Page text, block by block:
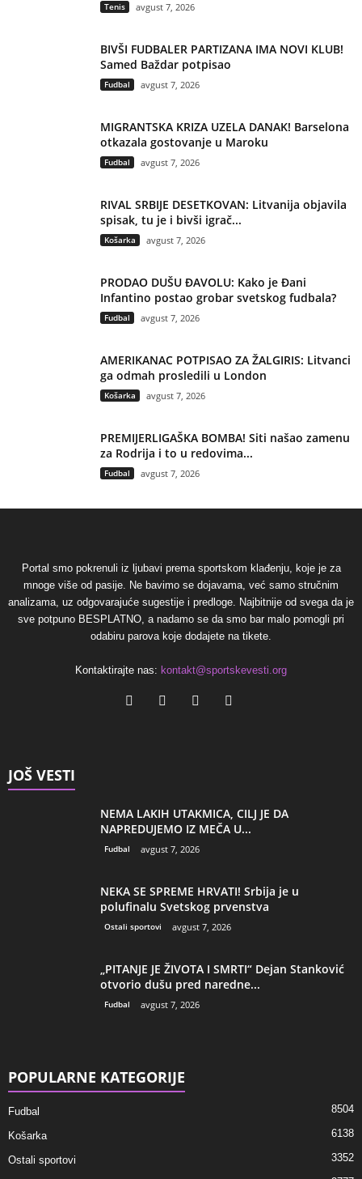
Tenis avgust 7, 2026
BIVŠI FUDBALER PARTIZANA IMA NOVI KLUB!
Samed Baždar potpisao
Fudbal avgust 7, 2026
MIGRANTSKA KRIZA UZELA DANAK! Barselona
otkazala gostovanje u Maroku
Fudbal avgust 7, 2026
RIVAL SRBIJE DESETKOVAN: Litvanija objavila
spisak, tu je i bivši igrač...
Košarka avgust 7, 2026
PRODAO DUŠU ĐAVOLU: Kako je Đani
Infantino postao grobar svetskog fudbala?
Fudbal avgust 7, 2026
AMERIKANAC POTPISAO ZA ŽALGIRIS: Litvanci
ga odmah prosledili u London
Košarka avgust 7, 2026
PREMIJERLIGAŠKA BOMBA! Siti našao zamenu
za Rodrija i to u redovima...
Fudbal avgust 7, 2026
Portal smo pokrenuli iz ljubavi prema sportskom klađenju, koje je za
mnoge više od pasije. Ne bavimo se dojavama, već samo stručnim
analizama, uz odgovarajuće sugestije i predloge. Najbitnije od svega da je
sve potpuno BESPLATNO, a nadamo se da smo bar malo pomogli pri
odabiru parova koje dodajete na tikete.
Kontaktirajte nas: kontakt@sportskevesti.org
JOŠ VESTI
NEMA LAKIH UTAKMICA, CILJ JE DA
NAPREDUJEMO IZ MEČA U...
Fudbal avgust 7, 2026
NEKA SE SPREME HRVATI! Srbija je u
polufinalu Svetskog prvenstva
Ostali sportovi avgust 7, 2026
„PITANJE JE ŽIVOTA I SMRTI“ Dejan Stanković
otvorio dušu pred naredne...
Fudbal avgust 7, 2026
POPULARNE KATEGORIJE
Fudbal 8504
Košarka 6138
Ostali sportovi 3352